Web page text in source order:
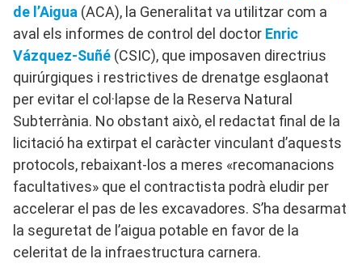
de l’Aigua (ACA), la Generalitat va utilitzar com a
aval els informes de control del doctor Enric
Vázquez-Suñé (CSIC), que imposaven directrius
quirúrgiques i restrictives de drenatge esglaonat
per evitar el col·lapse de la Reserva Natural
Subterrània. No obstant això, el redactat final de la
licitació ha extirpat el caràcter vinculant d’aquests
protocols, rebaixant-los a meres «recomanacions
facultatives» que el contractista podrà eludir per
accelerar el pas de les excavadores. S’ha desarmat
la seguretat de l’aigua potable en favor de la
celeritat de la infraestructura carnera.